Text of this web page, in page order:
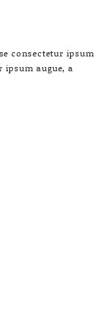
consectetur ipsum
ipsum augue, a